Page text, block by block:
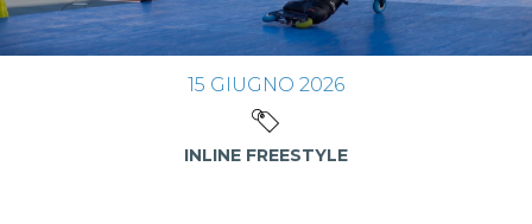
15 GIUGNO 2026
INLINE FREESTYLE